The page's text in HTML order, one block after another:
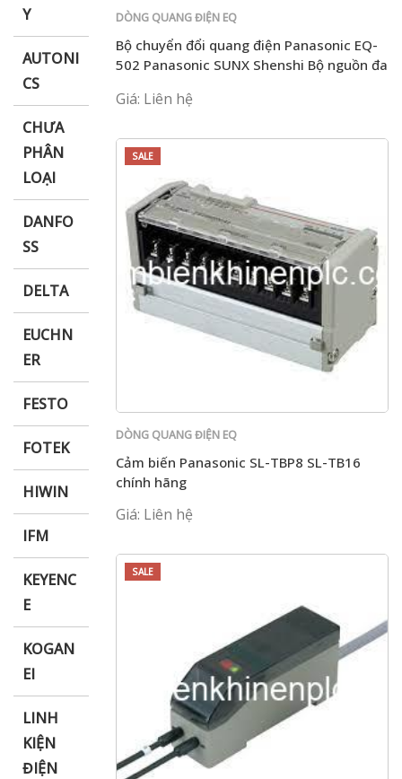
Y
AUTONI
CS
CHƯA
PHÂN
LOẠI
DANFO
SS
DELTA
EUCHN
ER
FESTO
FOTEK
HIWIN
IFM
KEYENC
E
KOGAN
EI
LINH
KIỆN
ĐIỆN
DÒNG QUANG ĐIỆN EQ
Bộ chuyển đổi quang điện Panasonic EQ-
502 Panasonic SUNX Shenshi Bộ nguồn đa
Giá: Liên hệ
SALE
DÒNG QUANG ĐIỆN EQ
Cảm biến Panasonic SL-TBP8 SL-TB16
chính hãng
Giá: Liên hệ
SALE